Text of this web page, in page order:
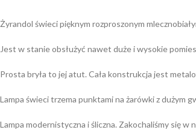
Żyrandol świeci pięknym rozproszonym
Jest w stanie obsłużyć nawet duże i wysokie
Prosta bryła to jej atut. Cała konstrukcja jest
Lampa świeci trzema punktami na żarówki z dużym
Lampa modernistyczna i śliczna. Zakochaliśmy się w